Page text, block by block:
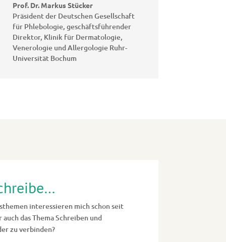
Prof. Dr. Markus Stücker
Präsident der Deutschen Gesellschaft
für Phlebologie, geschäftsführender
Direktor, Klinik für Dermatologie,
Venerologie und Allergologie Ruhr-
Universität Bochum
interessieren mich schon seit
das Thema Schreiben und
zu verbinden?